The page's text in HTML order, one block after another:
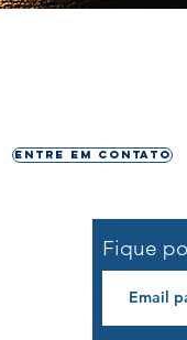
Entre em contato
Fique